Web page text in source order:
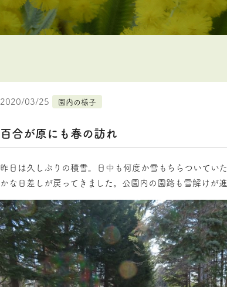
2020/03/25 園内の様子
百合が原にも春の訪れ
昨日は久しぶりの積雪。日中も何度か雪もちらついてい
かな日差しが戻ってきました。公園内の園路も雪解けが